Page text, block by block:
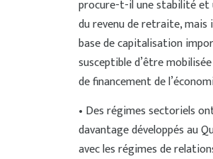
procure-t-il une stabilité et
du revenu de retraite, mais
base de capitalisation
susceptible d’être
de financement de
• Des régimes sectoriels
davantage développés au
avec les régimes de